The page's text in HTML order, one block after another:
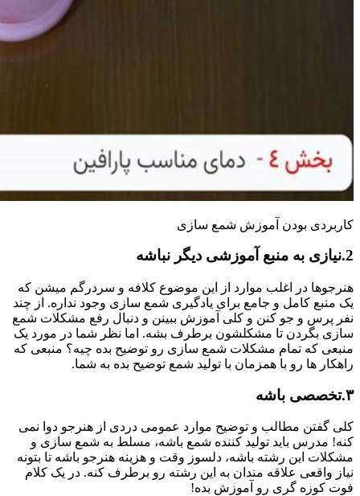
کاربردی بودن آموزش شمع سازی
2.نیازی به منبع آموزشی دیگر نباشه
هنرجوها در اغلب موارد از این موضوع کلافه و سردرگم میشن که
یک منبع کامل و جامع برای یادگیری شمع سازی وجود نداره. از چند
نفر پرس و جو کنن و کلی آموزش ببینن و دنبال رفع مشکلات شمع
سازی بگردن تا مشکلشون برطرف بشه. اما نظر شما در مورد یک
منبعی که تمام مشکلات شمع سازی رو توضیح بده چیه؟ منبعی که
راهکار ها رو با همزمان با تولید شمع توضیح بده به شما.
۳.تخصصی باشه
کلی گفتن مطالب و توضیح موارد عمومی دردی از هنرجو دوا نمی
کنه! مدرس باید تولید کننده شمع باشه، مسلط به شمع سازی و
مشکلات این رشته باشه، دلسوز وقت و هزینه هنرجو باشه تا بتونه
نیاز واقعی علاقه مندان به این رشته رو برطرف کنه. در یک کلام
فوت کوزه گری رو آموزش بده!